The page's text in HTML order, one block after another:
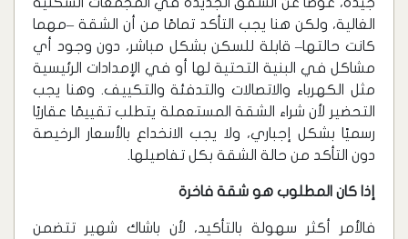
جيدة، عوضًا عن الشقق الجديدة في المجمعات السكنية
الغالية، ولكن هنا يجب التأكد تمامًا من أن الشقة –مهما
كانت حالتها– قابلة للسكن بشكل مباشر، دون وجود أي
مشاكل في البنية التحتية لها أو في الإمدادات الرئيسية
مثل الكهرباء والاتصالات والتدفئة والتكييف. وهنا يجب
التحضير لأن شراء الشقة المستعملة يتطلب تقييمًا عقاريًا
رسميًا بشكل إجباري، ولا يجب الانخداع بالأسعار الرخيصة
دون التأكد من حالة الشقة بكل تفاصيلها.
إذا كان المطلوب هو شقة فاخرة
فالأمر أكثر سهولة بالتأكيد، لأن باشاك شهير تتضمن